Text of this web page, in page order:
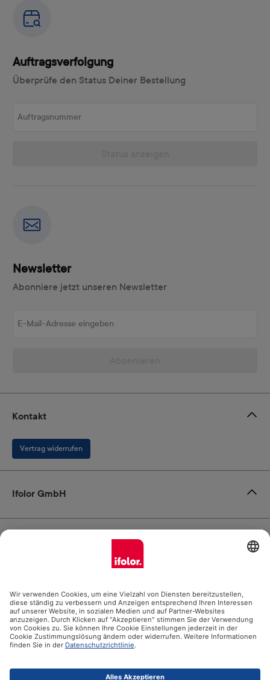
Auftragsverfolgung
Überprüfe den Status Deiner Bestellung
Newsletter
Abonniere jetzt unseren Newsletter
Zertifikate
Kontakt
Vertrag widerrufen
Ifolor GmbH
Hilfe